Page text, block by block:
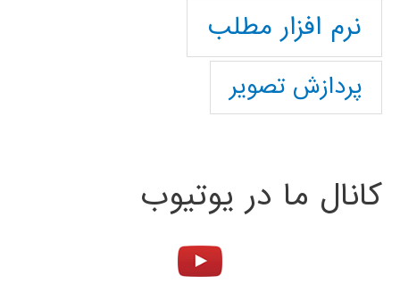
نرم افزار مطلب
پردازش تصویر
کانال ما در یوتیوب